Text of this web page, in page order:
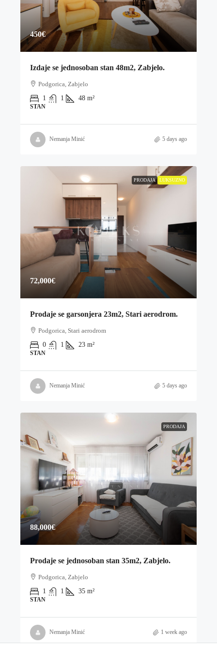
450€
Izdaje se jednosoban stan 48m2, Zabjelo.
Podgorica, Zabjelo
1
1 48 m²
STAN
Nemanja Minić 5 days ago
PRODAJA LUKSUZNO
72,000€
Prodaje se garsonjera 23m2, Stari aerodrom.
Podgorica, Stari aerodrom
0
1 23 m²
STAN
Nemanja Minić 5 days ago
PRODAJA
88,000€
Prodaje se jednosoban stan 35m2, Zabjelo.
Podgorica, Zabjelo
1
1 35 m²
STAN
Nemanja Minić 1 week ago